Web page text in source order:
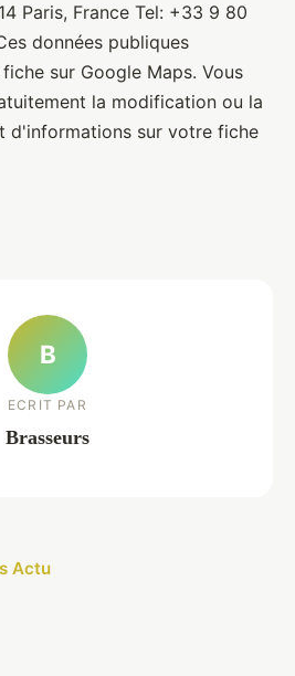
Paris, France Tel: +33 9 80
données publiques
sur Google Maps. Vous
la modification ou la
d'informations sur votre fiche
B
ECRIT PAR
Brasseurs
Actu